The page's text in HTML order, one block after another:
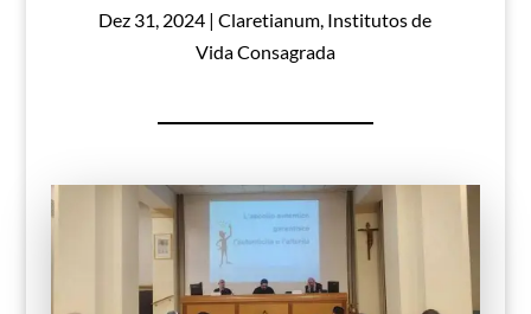
Dez 31, 2024 |Claretianum, Institutos de
Vida Consagrada